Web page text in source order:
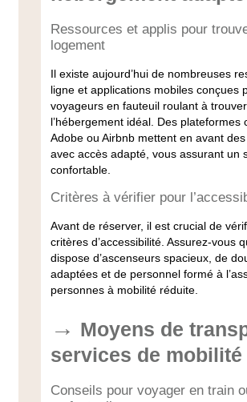
Ressources et applis pour
logement
Il existe aujourd’hui de nombreuses
ligne et applications mobiles conçues
voyageurs en fauteuil roulantà trouver
l’hébergement idéal. Des plateformes
Adobe ou Airbnb mettent en avant
avec accès adapté, vous assurant un
confortable.
Critères à vérifier pour
Avant de réserver, il est crucial de
critères d’accessibilité. Assurez-vous
dispose d’ascenseurs spacieux, de
adaptées et de personnel formé à l’
personnes à mobilité réduite.
Moyens de
services de mobilité
Conseils pour voyager en train